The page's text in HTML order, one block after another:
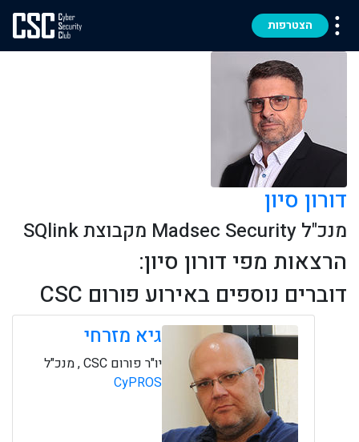
הצטרפות
דורון סיון
מנכ"ל Madsec Security מקבוצת SQlink
הרצאות מפי דורון סיון:
דוברים נוספים באירוע פורום CSC
גיא מזרחי
יו"ר פורום CSC , מנכ"ל
CyPROS